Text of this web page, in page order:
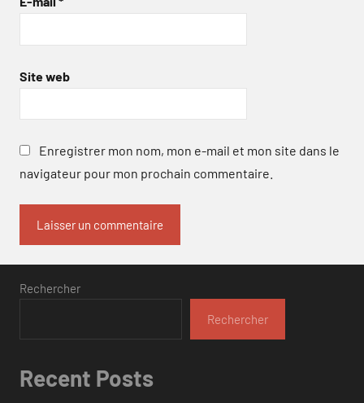
Site web
Enregistrer mon nom, mon e-mail et mon site dans le
navigateur pour mon prochain commentaire.
Rechercher
Rechercher
Recent Posts